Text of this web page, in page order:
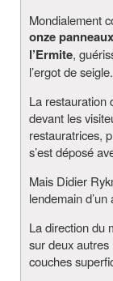
Mondialement
onze
l’Ermite,
l’ergot de seigle.
La restauration
devant les
restauratrices,
s’est déposé
Mais Didier
lendemain
La direction du
sur deux autres
couches